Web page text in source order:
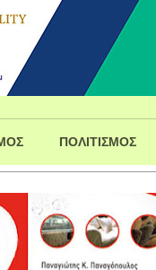
ΠΟΛΙΤΙΣΜΟΣ